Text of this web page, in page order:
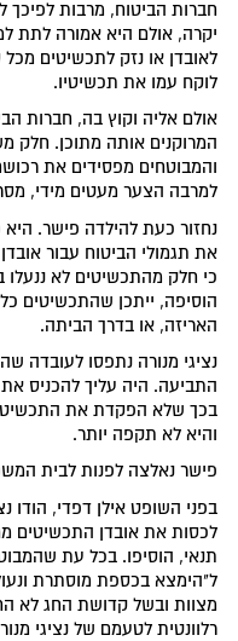
חברות הביטוח, מרבות
יקרה, אולם היא אמורה לתת
לאובדן או נזק לתכשיטים
לוקח עמו את תכשיטיו.
אולם אליה וקוץ בה, חברות
המרוקנים אותה מתוכן. חלק
והמבוטחים מפסידים את
למרבה הצער מעטים מידי,
נחזור כעת להילדה פישר.
את תגמולי הביטוח עבור
כי חלק מהתכשיטים לא
הוסיפה, ייתכן שהתכשיטים
האריזה, או בדרך הביתה.
נציגי מנורה נתפסו לעובדה
התביעה. היה עליך להכניס
בכך שלא הפקדת את
והיא לא תקפה יותר.
פישר נאלצה לפנות לבית
בפני השופט אילן דפדי, הודו
לכסות את אובדן התכשיטים
תנאי, הוסיפו. בכל עת
ל"הימצא בכספת מוסתרת
מצוות ובשל קדושת החג לא
רלוונטית לטעמם של נציגי